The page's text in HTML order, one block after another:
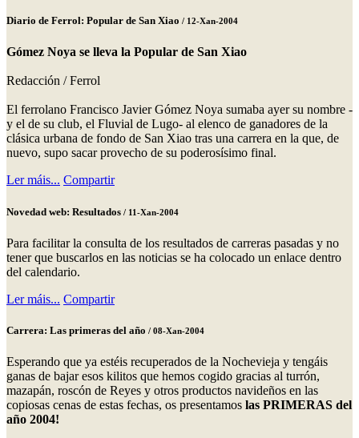
Diario de Ferrol: Popular de San Xiao / 12-Xan-2004
Gómez Noya se lleva la Popular de San Xiao
Redacción / Ferrol
El ferrolano Francisco Javier Gómez Noya sumaba ayer su nombre -
y el de su club, el Fluvial de Lugo- al elenco de ganadores de la
clásica urbana de fondo de San Xiao tras una carrera en la que, de
nuevo, supo sacar provecho de su poderosísimo final.
Ler máis... Compartir
Novedad web: Resultados / 11-Xan-2004
Para facilitar la consulta de los resultados de carreras pasadas y no
tener que buscarlos en las noticias se ha colocado un enlace dentro
del calendario.
Ler máis... Compartir
Carrera: Las primeras del año / 08-Xan-2004
Esperando que ya estéis recuperados de la Nochevieja y tengáis
ganas de bajar esos kilitos que hemos cogido gracias al turrón,
mazapán, roscón de Reyes y otros productos navideños en las
copiosas cenas de estas fechas, os presentamos las PRIMERAS del
año 2004!